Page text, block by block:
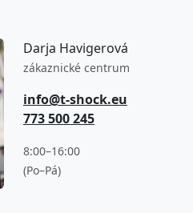
Darja Havigerová
zákaznické centrum
info@t-shock.eu
773 500 245
8:00–16:00
(Po–Pá)